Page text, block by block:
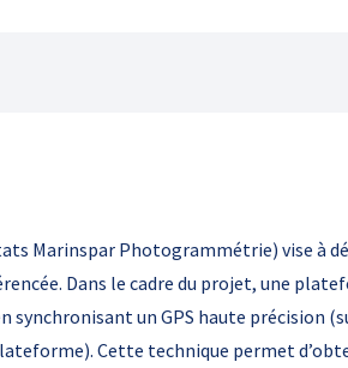
Marinspar Photogrammétrie) vise à
Dans le cadre du projet, une
un GPS haute précision
Cette technique permet